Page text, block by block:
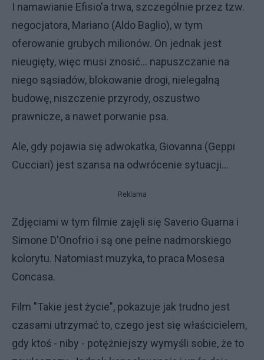
I namawianie Efisio'a trwa, szczególnie przez tzw.
negocjatora, Mariano (Aldo Baglio), w tym
oferowanie grubych milionów. On jednak jest
nieugięty, więc musi znosić... napuszczanie na
niego sąsiadów, blokowanie drogi, nielegalną
budowę, niszczenie przyrody, oszustwo
prawnicze, a nawet porwanie psa.
Ale, gdy pojawia się adwokatka, Giovanna (Geppi
Cucciari) jest szansa na odwrócenie sytuacji...
Reklama
Zdjęciami w tym filmie zajęli się Saverio Guarna i
Simone D'Onofrio i są one pełne nadmorskiego
kolorytu. Natomiast muzyka, to praca Mosesa
Concasa.
Film "Takie jest życie", pokazuje jak trudno jest
czasami utrzymać to, czego jest się właścicielem,
gdy ktoś - niby - potężniejszy wymyśli sobie, że to